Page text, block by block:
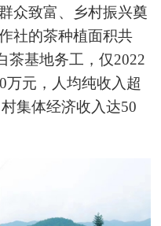
众致富、乡村振兴奠
社的茶种植面积共
茶基地务工，仅2022
万元，人均纯收入超
集体经济收入达50